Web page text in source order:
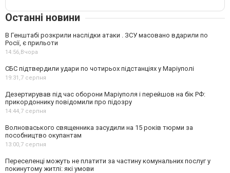
Останні новини
В Генштабі розкрили наслідки атаки . ЗСУ масовано вдарили по
Росії, є прильоти
14:56,Вчора
СБС підтвердили удари по чотирьох підстанціях у Маріуполі
19:31,7 серпня
Дезертирував під час оборони Маріуполя і перейшов на бік РФ:
прикордоннику повідомили про підозру
14:44,7 серпня
Волноваського священника засудили на 15 років тюрми за
пособництво окупантам
13:00,7 серпня
Переселенці можуть не платити за частину комунальних послуг у
покинутому житлі: які умови